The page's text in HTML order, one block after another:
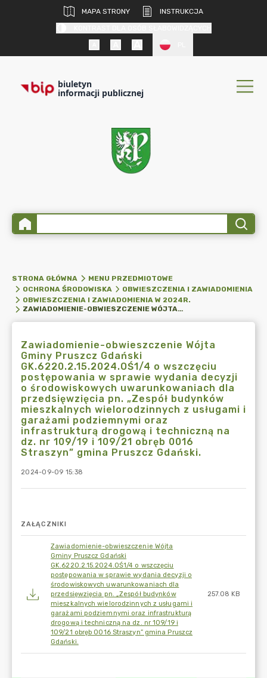
MAPA STRONY
INSTRUKCJA
biuletyn
informacji publicznej
STRONA GŁÓWNA
MENU PRZEDMIOTOWE
OCHRONA ŚRODOWISKA
OBWIESZCZENIA I ZAWIADOMIENIA
OBWIESZCZENIA I ZAWIADOMIENIA W 2024R.
ZAWIADOMIENIE-OBWIESZCZENIE WÓJTA GMINY PRUSZCZ GDAŃSKI GK.6220.2.15.2024.OŚ1/4 O WSZCZĘCIU POSTĘPOWANIA W SPRAWIE WYDANIA DECYZJI O ŚRODOWISKOWYCH UWARUNKOWANIACH DLA PRZEDSIĘWZIĘCIA PN. „ZESPÓŁ BUDYNKÓW MIESZKALNYCH WIELORODZINNYCH Z USŁUGAMI I GARAŻAMI PODZIEMNYMI ORAZ INFRASTRUKTURĄ DROGOWĄ I TECHNICZNĄ NA DZ. NR 109/19 I 109/21 OBRĘB 0016 STRASZYN” GMINA PRUSZCZ GDAŃSKI.
Zawiadomienie-obwieszczenie Wójta
Gminy Pruszcz Gdański
GK.6220.2.15.2024.OŚ1/4 o wszczęciu
postępowania w sprawie wydania decyzji
o środowiskowych uwarunkowaniach dla
przedsięwzięcia pn. „Zespół budynków
mieszkalnych wielorodzinnych z usługami i
garażami podziemnymi oraz
infrastrukturą drogową i techniczną na
dz. nr 109/19 i 109/21 obręb 0016
Straszyn” gmina Pruszcz Gdański.
2024-09-09 15:38
ZAŁĄCZNIKI
Zawiadomienie-obwieszczenie Wójta
Gminy Pruszcz Gdański
GK.6220.2.15.2024.OŚ1/4 o wszczęciu
postępowania w sprawie wydania decyzji o
środowiskowych uwarunkowaniach dla
przedsięwzięcia pn. „Zespół budynków
mieszkalnych wielorodzinnych z usługami i
garażami podziemnymi oraz infrastrukturą
drogową i techniczną na dz. nr 109/19 i
109/21 obręb 0016 Straszyn” gmina Pruszcz
Gdański.
257.08 KB